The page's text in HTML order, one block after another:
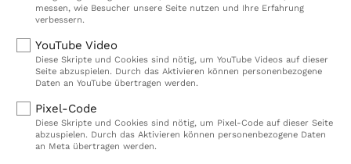
VITREA Deutschland
IMPRESSUM
HINWEISGEBERSYSTEM
AUFSICHTSBEHÖRDEN
messen, wie Besucher unsere Seite nutzen und Ihre Erfahrung
verbessern.
YouTube Video
Diese Skripte und Cookies sind nötig, um YouTube Videos auf dieser
Seite abzuspielen. Durch das Aktivieren können personenbezogene
Daten an YouTube übertragen werden.
Pixel-Code
Diese Skripte und Cookies sind nötig, um Pixel-Code auf dieser Seite
abzuspielen. Durch das Aktivieren können personenbezogene Daten
an Meta übertragen werden.